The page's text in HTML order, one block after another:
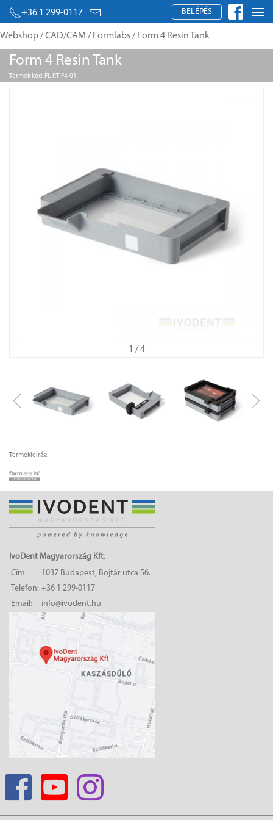
+36 1 299-0117 BELÉPÉS
Webshop/CAD/CAM / Formlabs/ Form 4 Resin Tank
Form 4 Resin Tank
Termék kód: FL-RT-F4-01
1 / 4
Termékleírás:
IvoDent Magyarország Kft.
Cím:
1037 Budapest, Bojtár utca 56.
Telefon: +36 1 299-0117
Email:
info@ivodent.hu